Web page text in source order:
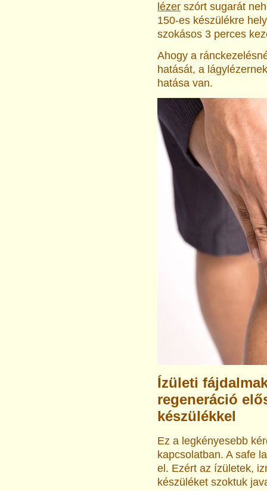
lézer szórt sugarát
150-es készülékre
szokásos 3 perces
Ahogy a
hatását, a
hatása van.
Ízületi
regeneráció
készülékkel
Ez a legkényesebb
kapcsolatban. A safe
el. Ezért az ízületek,
készüléket szoktuk